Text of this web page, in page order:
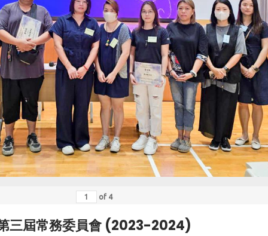
of 4
三屆常務委員會 (2023-2024)